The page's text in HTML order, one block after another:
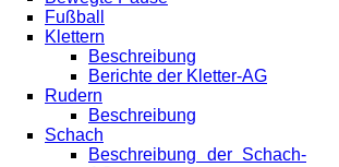
Fußball
Klettern
Beschreibung
Berichte der Kletter-AG
Rudern
Beschreibung
Schach
Beschreibung der Schach-